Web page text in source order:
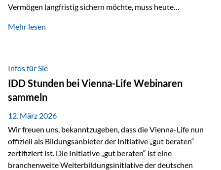
Vermögen langfristig sichern möchte, muss heute
„Erfolgsformel Liechtenstein“, herausgegeben und verfasst
Vermögensschutz strategisch miteinander verbindet.
Warum klassische Nachfolgeplanung oft scheitert Viele
Vermögen werden erst im Todesfall übertragen. Das kann zu
Problemen führen: Hohe Erbschaftsteuern Streitigkeiten
zwischen Erben Liquiditätsprobleme bei Immobilien…
Mehr lesen
Infos für Sie
IDD Stunden bei Vienna-Life Webinaren
sammeln
12. März 2026
Wir freuen uns, bekanntzugeben, dass die Vienna-Life nun
offiziell als Bildungsanbieter der Initiative „gut beraten“
zertifiziert ist. Die Initiative „gut beraten“ ist eine
branchenweite Weiterbildungsinitiative der deutschen